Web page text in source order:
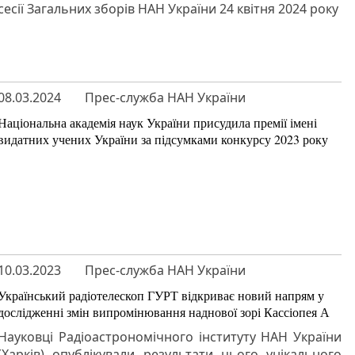
Загальних зборів НАН України 24 квітня 2024 року
Прес-служба НАН України
академія наук України присудила премії імені
учених України за підсумками конкурсу 2023 року
Прес-служба НАН України
радіотелескоп ГУРТ відкриває новий напрям у
змін випромінювання наднової зорі Кассіопея А
Радіоастрономічного інституту НАН України